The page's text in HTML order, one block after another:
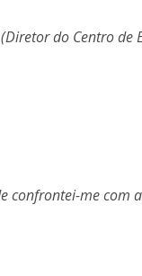
do Centro de
confrontei-me com